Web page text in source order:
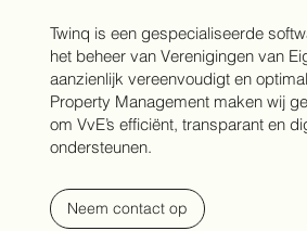
Twinq is een gespecialiseerde
het beheer van Verenigingen van
aanzienlijk vereenvoudigt en
Property Management maken wij
om VvE’s efficiënt, transparant en
ondersteunen.
Neem contact op